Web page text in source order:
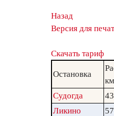
Назад
Версия для
Скачать тариф
Остановка
км
Судогда
Ликино